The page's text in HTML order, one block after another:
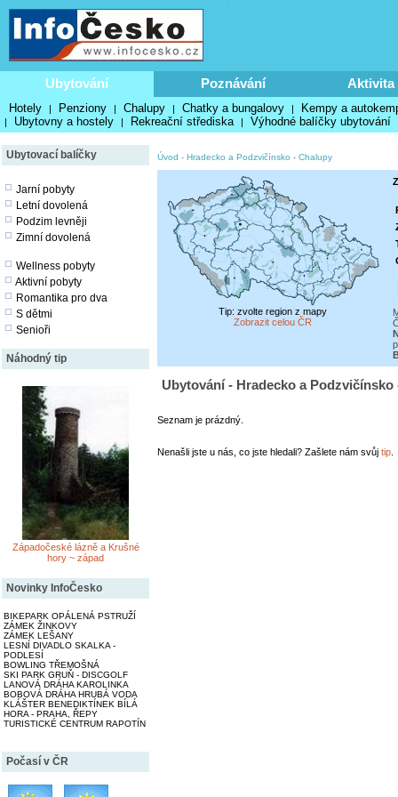
Ubytování Poznávání Aktivita
Hotely | Penziony | Chalupy | Chatky a bungalovy | Kempy a
| Ubytovny a hostely | Rekreační střediska | Výhodné balíčky ubytování
Ubytovací balíčky
Jarní pobyty
Letní dovolená
Podzim levněji
Zimní dovolená
Wellness pobyty
Aktivní pobyty
Romantika pro dva
S dětmi
Senioři
Náhodný tip
Západočeské lázně a Krušné
hory ~ západ
Novinky InfoČesko
BIKEPARK OPÁLENÁ PSTRUŽÍ
ZÁMEK ŽINKOVY
ZÁMEK LEŠANY
LESNÍ DIVADLO SKALKA -
PODLESÍ
BOWLING TŘEMOŠNÁ
SKI PARK GRUŇ - DISCGOLF
LANOVÁ DRÁHA KAROLINKA
BOBOVÁ DRÁHA HRUBÁ VODA
KLÁŠTER BENEDIKTÍNEK BÍLÁ
HORA - PRAHA, ŘEPY
TURISTICKÉ CENTRUM RAPOTÍN
Počasí v ČR
Úvod - Hradecko a Podzvičínsko - Chalupy
Tip: zvolte region z mapy
Zobrazit celou ČR
Ubytování - Hradecko a Podzvičínsko
Seznam je prázdný.
Nenašli jste u nás, co jste hledali? Zašlete nám svůj tip